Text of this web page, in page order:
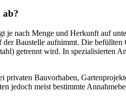
ab?
je nach Menge und Herkunft auf
der Baustelle aufnimmt. Die
getrennt wird. In spezialisierten
privaten Bauvorhaben,
jedoch meist bestimmte